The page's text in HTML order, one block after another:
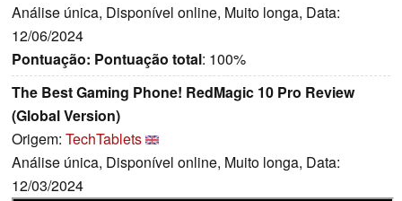
Análise única, Disponível online, Muito longa, Data:
12/06/2024
Pontuação: Pontuação total: 100%
The Best Gaming Phone! RedMagic 10 Pro Review
(Global Version)
Origem: TechTablets
Análise única, Disponível online, Muito longa, Data:
12/03/2024